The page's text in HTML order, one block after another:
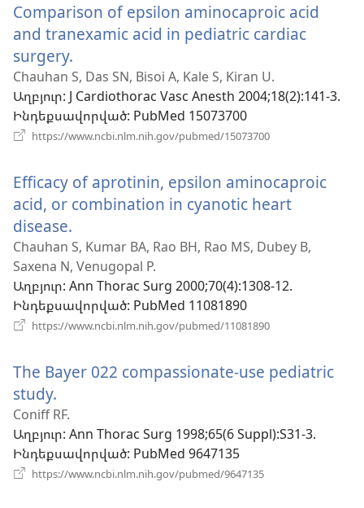
պատուհան)
Comparison of epsilon aminocaproic acid
and tranexamic acid in pediatric cardiac
surgery.
է
նոր
պատուհան)
Chauhan S, Das SN, Bisoi A, Kale S, Kiran U.
Աղբյուր‎: J Cardiothorac Vasc Anesth 2004;18(2):141-3.
Ինդեքսավորված‎: PubMed 15073700
https://www.ncbi.nlm.nih.gov/pubmed/15073700
պատուհան)
Efficacy of aprotinin, epsilon aminocaproic
acid, or combination in cyanotic heart
disease.
է
նոր
պատուհան)
Chauhan S, Kumar BA, Rao BH, Rao MS, Dubey B,
Saxena N, Venugopal P.
Աղբյուր‎: Ann Thorac Surg 2000;70(4):1308-12.
Ինդեքսավորված‎: PubMed 11081890
https://www.ncbi.nlm.nih.gov/pubmed/11081890
պատուհան)
The Bayer 022 compassionate-use pediatric
study.
է
նոր
պատուհան)
Coniff RF.
Աղբյուր‎: Ann Thorac Surg 1998;65(6 Suppl):S31-3.
Ինդեքսավորված‎: PubMed 9647135
https://www.ncbi.nlm.nih.gov/pubmed/9647135